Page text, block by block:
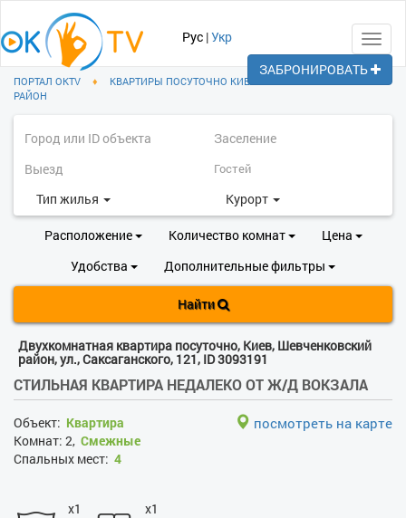
Рус |Укр
ПОРТАЛ OKTV ♦ КВАРТИРЫ ПОСУТОЧНО КИЕВ
РАЙОН
Тип жилья Курорт
Расположение Количество комнат
Цена
Удобства
Дополнительные фильтры
Найти
Двухкомнатная квартира посуточно, Киев, Шевченковский
район, ул., Саксаганского, 121, ID 3093191
СТИЛЬНАЯ КВАРТИРА НЕДАЛЕКО ОТ Ж/Д ВОКЗАЛА
Объект: Квартира
Комнат: 2, Смежные
Спальных мест: 4
посмотреть на карте
x1 x1
ЗАБРОНИРОВАТЬ